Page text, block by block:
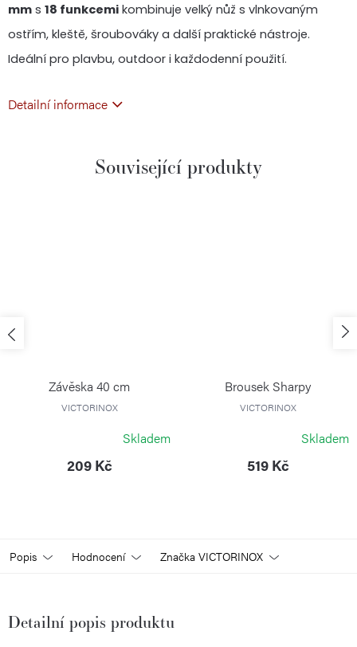
mm s 18 funkcemi kombinuje velký nůž s vlnkovaným
ostřím, kleště, šroubováky a další praktické nástroje.
Ideální pro plavbu, outdoor i každodenní použití.
Detailní informace
Související produkty
Závěska 40 cm
VICTORINOX
Skladem
209 Kč
Brousek Sharpy
VICTORINOX
Skladem
519 Kč
Popis Hodnocení Značka VICTORINOX
Detailní popis produktu